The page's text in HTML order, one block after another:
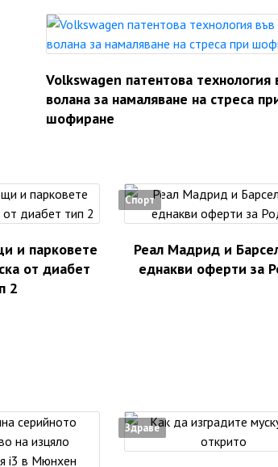
Volkswagen патентова технология
волана за намаляване на стреса
шофиране
и парковете
от диабет
2
Спорт
Реал Мадрид и
еднакви оферти за
Здраве